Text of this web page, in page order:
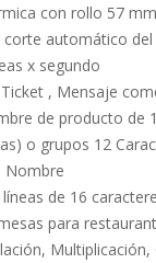
con rollo 57
corte automático
x segundo
, Mensaje
de producto de
o grupos 12
Nombre
de 16
para